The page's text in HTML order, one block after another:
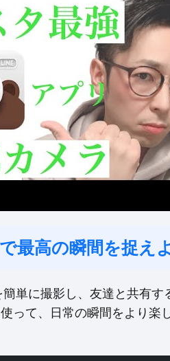
最高の瞬間を捉え
単に撮影し、友達と共有す
って、日常の瞬間をより楽